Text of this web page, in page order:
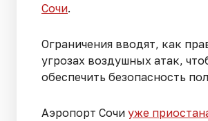
Сочи.
Ограничения вводят, как
угрозах воздушных атак,
обеспечить безопасность
Аэропорт Сочи уже